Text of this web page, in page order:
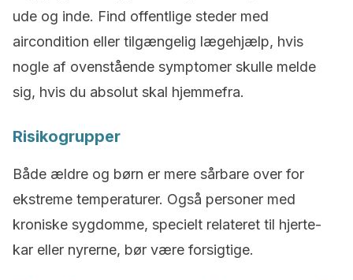
ude og inde. Find offentlige steder med
aircondition eller tilgængelig lægehjælp, hvis
nogle af ovenstående symptomer skulle melde
sig, hvis du absolut skal hjemmefra.
Risikogrupper
Både ældre og børn er mere sårbare over for
ekstreme temperaturer. Også personer med
kroniske sygdomme, specielt relateret til hjerte-
kar eller nyrerne, bør være forsigtige.